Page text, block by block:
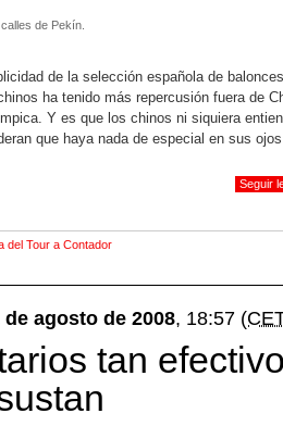
de Pekín.
de la selección española de
ha tenido más repercusión fuera de
Y es que los chinos ni siquiera
que haya nada de especial en sus
Seguir
del Tour a Contador
de agosto de 2008, 18:57
tan